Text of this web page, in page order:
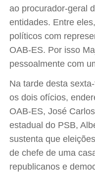
ao procurador-geral
entidades. Entre
políticos com
OAB-ES. Por isso
pessoalmente com
Na tarde desta
os dois ofícios,
OAB-ES, José
estadual do PSB,
sustenta que
de chefe de uma
republicanos e